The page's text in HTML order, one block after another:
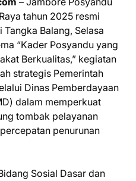
tahun 2025 resmi
Balang, Selasa
“Kader Posyandu yang
Berkualitas,” kegiatan
strategis Pemerintah
Dinas Pemberdayaan
dalam memperkuat
tombak pelayanan
penurunan
Sosial Dasar dan